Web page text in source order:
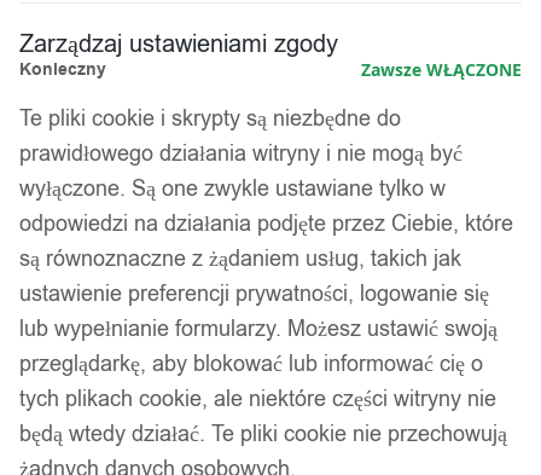
Zarządzaj ustawieniami zgody
Konieczny Zawsze WŁĄCZONE
Te pliki cookie i skrypty są niezbędne do
prawidłowego działania witryny i nie mogą być
wyłączone. Są one zwykle ustawiane tylko w
odpowiedzi na działania podjęte przez Ciebie, które
są równoznaczne z żądaniem usług, takich jak
ustawienie preferencji prywatności, logowanie się
lub wypełnianie formularzy. Możesz ustawić swoją
przeglądarkę, aby blokować lub informować cię o
tych plikach cookie, ale niektóre części witryny nie
będą wtedy działać. Te pliki cookie nie przechowują